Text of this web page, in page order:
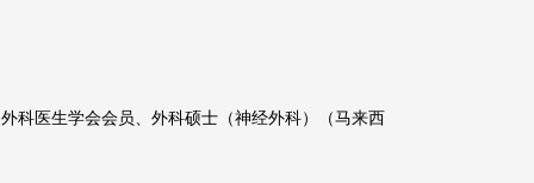
科医生学会会员、外科硕士（神经外科）（马来西